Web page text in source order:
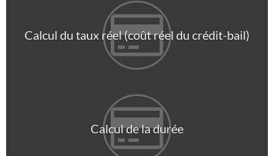
Calcul du taux réel (coût réel du crédit-bail)
Calcul de la durée